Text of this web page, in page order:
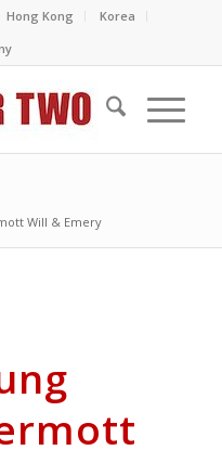
Hong Kong
Korea
Will & Emery